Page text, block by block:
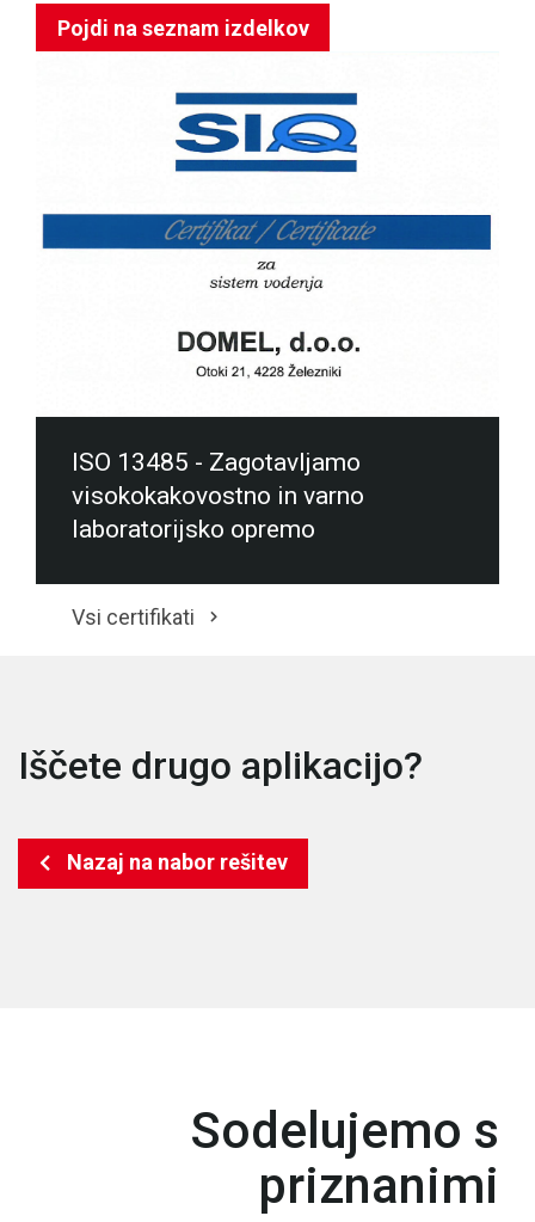
Pojdi na seznam izdelkov
ISO 13485 - Zagotavljamo
visokokakovostno in varno
laboratorijsko opremo
Vsi certifikati
Iščete drugo aplikacijo?
Nazaj na nabor rešitev
Sodelujemo s
priznanimi